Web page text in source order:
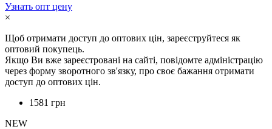
Узнать опт цену
×
Щоб отримати доступ до оптових цін, зареєструйтеся як
оптовий покупець.
Якщо Ви вже зареєстровані на сайті, повідомте адміністрацію
через форму зворотного зв'язку, про своє бажання отримати
доступ до оптових цін.
1581 грн
NEW